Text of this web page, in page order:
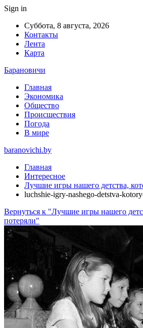
Sign in
Суббота, 8 августа, 2026
Контакты
Лента
Карта
Барановичи
Главная
Экономика
Общество
Происшествия
Погода
В мире
baranovichi.by
Главная
Интересное
Лучшие игры нашего детства,
luchshie-igry-nashego-detstva-
Вернуться к "Лучшие игры нашего
потеряли"